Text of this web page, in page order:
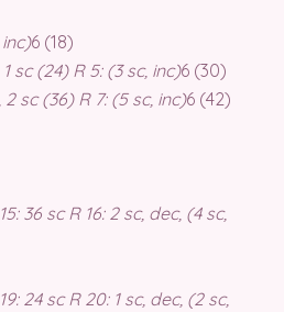
inc)6 (18)
1 sc (24) R 5: (3 sc, inc)6 (30)
2 sc (36) R 7: (5 sc, inc)6 (42)
36 sc R 16: 2 sc, dec, (4 sc,
24 sc R 20: 1 sc, dec, (2 sc,